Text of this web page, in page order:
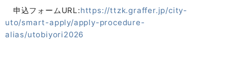
申込フォームURL:https://ttzk.graffer.jp/city-
uto/smart-apply/apply-procedure-
alias/utobiyori2026